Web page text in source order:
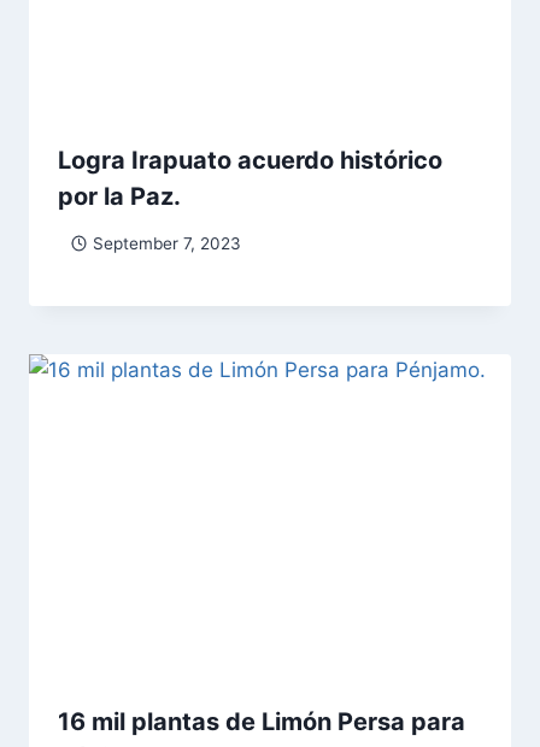
Logra Irapuato acuerdo histórico
por la Paz.
September 7, 2023
16 mil plantas de Limón Persa para